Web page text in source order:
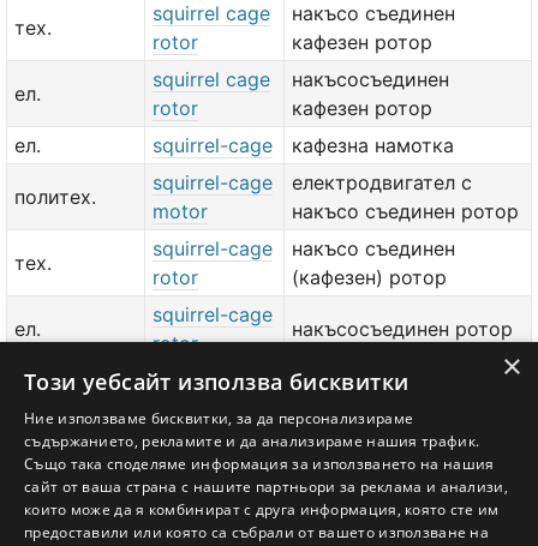
тех.
squirrel cage
rotor
накъсо съединен
кафезен ротор
ел.
squirrel cage
rotor
накъсосъединен
кафезен ротор
ел.
squirrel-cage кафезна намотка
политех.
squirrel-cage
motor
електродвигател с
накъсо съединен ротор
тех.
squirrel-cage
rotor
накъсо съединен
(кафезен) ротор
ел.
squirrel-cage
rotor
накъсосъединен ротор
зоол.
terrarium
cage
терариум
политех. valve cage клапанна кутия
добави значение или преводтук
×
Този уебсайт използва бисквитки
Ние използваме бисквитки, за да персонализираме
съдържанието, рекламите и да анализираме нашия трафик.
Също така споделяме информация за използването на нашия
сайт от ваша страна с нашите партньори за реклама и анализи,
които може да я комбинират с друга информация, която сте им
предоставили или която са събрали от вашето използване на